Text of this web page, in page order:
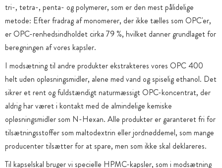
tri-, tetra-, penta- og polymerer, som er den mest pålidelige
metode: Efter fradrag af monomerer, der ikke tælles som OPC'er,
er OPC-renhedsindholdet cirka 79 %, hvilket danner grundlaget for
beregningen af vores kapsler.
I modsætning til andre produkter ekstrakteres vores OPC 400
helt uden opløsningsmidler, alene med vand og spiselig ethanol. Det
sikrer et rent og fuldstændigt naturmæssigt OPC-koncentrat, der
aldrig har været i kontakt med de almindelige kemiske
opløsningsmidler som N-Hexan. Alle produkter er garanteret fri for
tilsætningsstoffer som maltodextrin eller jordnøddemel, som mange
producenter tilsætter for at spare, men som ikke skal deklareres.
Til kapselskal bruger vi specielle HPMC-kapsler, som i modsætning